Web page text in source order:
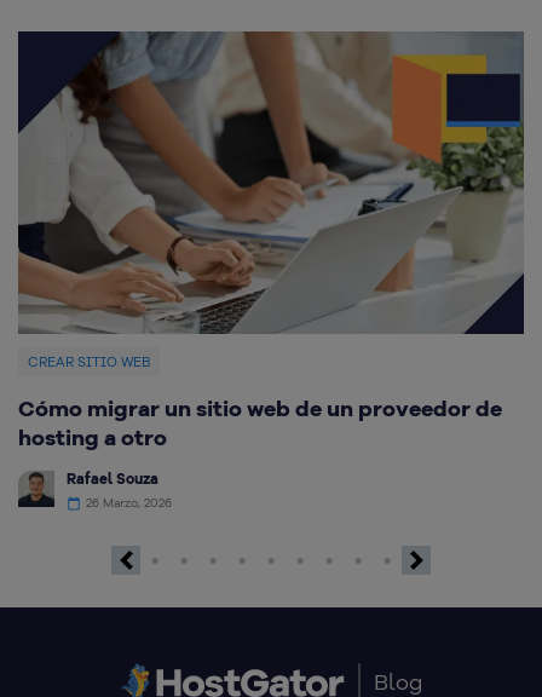
CREAR SITIO WEB
Cómo migrar un sitio web de un proveedor de
hosting a otro
Rafael Souza
26 Marzo, 2026
Blog